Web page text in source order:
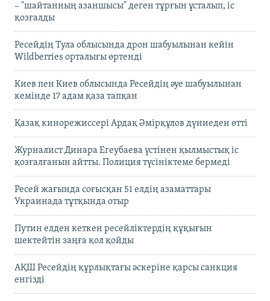
– "шайтанның азаншысы" деген тұрғын ұсталып, іс
қозғалды
Ресейдің Тула облысында дрон шабуылынан кейін
Wildberries орталығы өртенді
Киев пен Киев облысында Ресейдің әуе шабуылынан
кемінде 17 адам қаза тапқан
Қазақ кинорежиссері Ардақ Әмірқұлов дүниеден өтті
Журналист Динара Егеубаева үстінен қылмыстық іс
қозғалғанын айтты. Полиция түсініктеме бермеді
Ресей жағында соғысқан 51 елдің азаматтары
Украинада тұтқында отыр
Путин елден кеткен ресейліктердің құқығын
шектейтін заңға қол қойды
АҚШ Ресейдің құрлықтағы әскеріне қарсы санкция
енгізді